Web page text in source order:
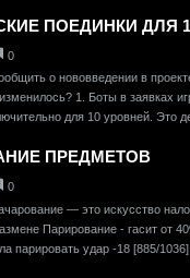
ПОЕДИНКИ ДЛЯ
0
о нововведении в
1. Боты в заявках
для 10 уровней. Это
ПРЕДМЕТОВ
0
— это искусство
Парирование - гасит от
парировать удар -18 [885/